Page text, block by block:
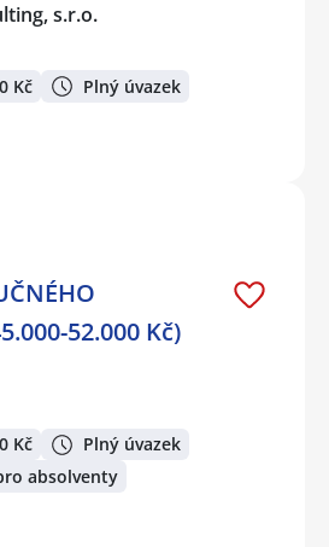
s.r.o.
Kč Plný úvazek
52.000 Kč)
Kč
Plný úvazek
absolventy